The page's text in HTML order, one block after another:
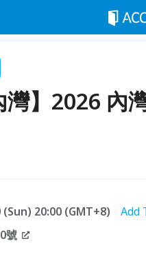
灣】2026 內
20:00 (GMT+8)
Add
號